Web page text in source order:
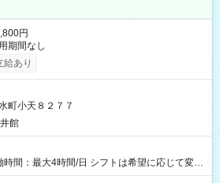
円
期間なし
給あり
町小天８２７７
館
時間：最大4時間/日 シフトは希望に応じて変更